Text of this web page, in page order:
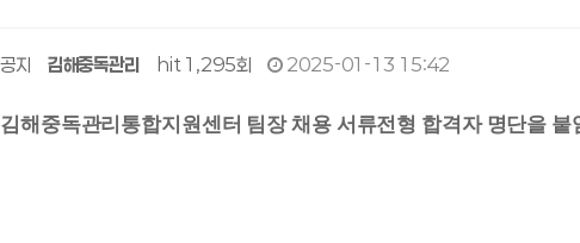
공지 김해중독관리 hit 1,295회 2025-01-13 15:42
김해중독관리통합지원센터 팀장 채용 서류전형 합격자 명단을 붙